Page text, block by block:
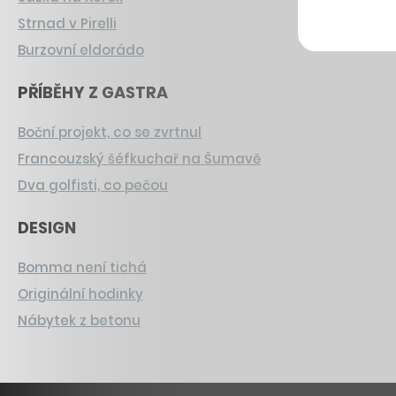
Strnad v Pirelli
Burzovní eldorádo
PŘÍBĚHY Z GASTRA
Boční projekt, co se zvrtnul
Francouzský šéfkuchař na Šumavě
Dva golfisti, co pečou
DESIGN
Bomma není tichá
Originální hodinky
Nábytek z betonu